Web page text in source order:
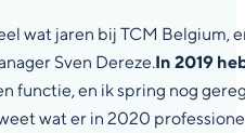
wat jaren bij TCM Belgium,
Sven Dereze.In 2019
functie, en ik spring nog
wat er in 2020